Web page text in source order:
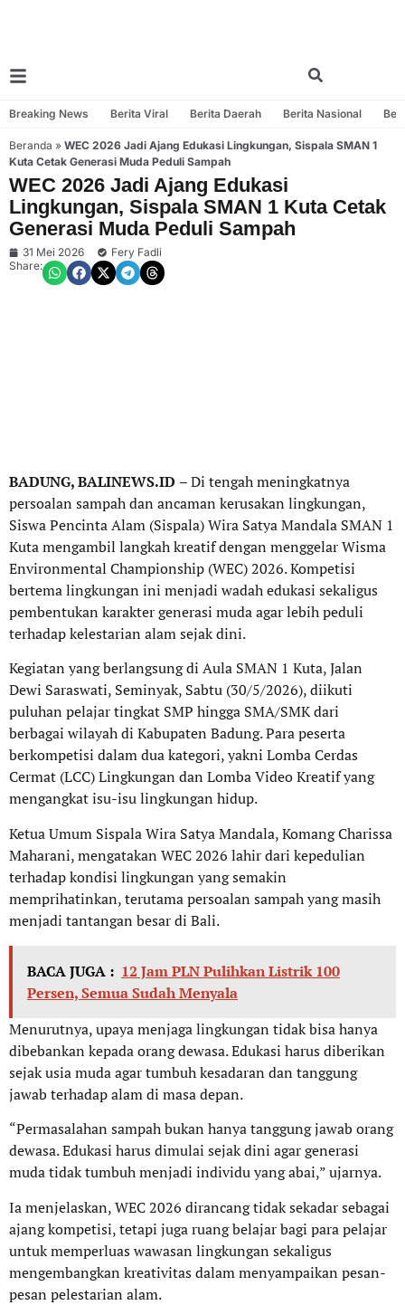
Breaking News Berita Viral Berita Daerah Berita Nasional
Beranda » WEC 2026 Jadi Ajang Edukasi Lingkungan, Sispala SMAN 1
Kuta Cetak Generasi Muda Peduli Sampah
WEC 2026 Jadi Ajang Edukasi
Lingkungan, Sispala SMAN 1 Kuta Cetak
Generasi Muda Peduli Sampah
31 Mei 2026
Fery Fadli
Share:
BADUNG, BALINEWS.ID – Di tengah meningkatnya
persoalan sampah dan ancaman kerusakan lingkungan,
Siswa Pencinta Alam (Sispala) Wira Satya Mandala SMAN 1
Kuta mengambil langkah kreatif dengan menggelar Wisma
Environmental Championship (WEC) 2026. Kompetisi
bertema lingkungan ini menjadi wadah edukasi sekaligus
pembentukan karakter generasi muda agar lebih peduli
terhadap kelestarian alam sejak dini.
Kegiatan yang berlangsung di Aula SMAN 1 Kuta, Jalan
Dewi Saraswati, Seminyak, Sabtu (30/5/2026), diikuti
puluhan pelajar tingkat SMP hingga SMA/SMK dari
berbagai wilayah di Kabupaten Badung. Para peserta
berkompetisi dalam dua kategori, yakni Lomba Cerdas
Cermat (LCC) Lingkungan dan Lomba Video Kreatif yang
mengangkat isu-isu lingkungan hidup.
Ketua Umum Sispala Wira Satya Mandala, Komang Charissa
Maharani, mengatakan WEC 2026 lahir dari kepedulian
terhadap kondisi lingkungan yang semakin
memprihatinkan, terutama persoalan sampah yang masih
menjadi tantangan besar di Bali.
BACA JUGA : 12 Jam PLN Pulihkan Listrik 100
Persen, Semua Sudah Menyala
Menurutnya, upaya menjaga lingkungan tidak bisa hanya
dibebankan kepada orang dewasa. Edukasi harus diberikan
sejak usia muda agar tumbuh kesadaran dan tanggung
jawab terhadap alam di masa depan.
“Permasalahan sampah bukan hanya tanggung jawab orang
dewasa. Edukasi harus dimulai sejak dini agar generasi
muda tidak tumbuh menjadi individu yang abai,” ujarnya.
Ia menjelaskan, WEC 2026 dirancang tidak sekadar sebagai
ajang kompetisi, tetapi juga ruang belajar bagi para pelajar
untuk memperluas wawasan lingkungan sekaligus
mengembangkan kreativitas dalam menyampaikan pesan-
pesan pelestarian alam.